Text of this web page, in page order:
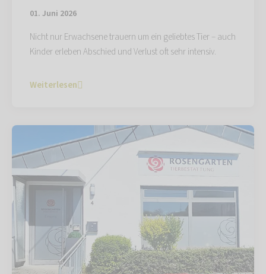
01. Juni 2026
Nicht nur Erwachsene trauern um ein geliebtes Tier – auch
Kinder erleben Abschied und Verlust oft sehr intensiv.
Weiterlesen